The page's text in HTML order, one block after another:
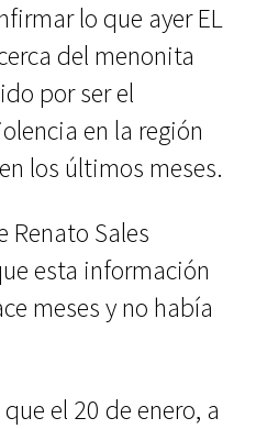
lo que ayer EL
del menonita
por ser el
en la región
los últimos meses.
Renato Sales
esta información
meses y no había
el 20 de enero, a